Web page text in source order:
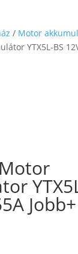
/ Motor
YTX5L-BS
Jobb+